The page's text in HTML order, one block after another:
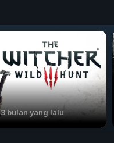
3 bulan yang lalu